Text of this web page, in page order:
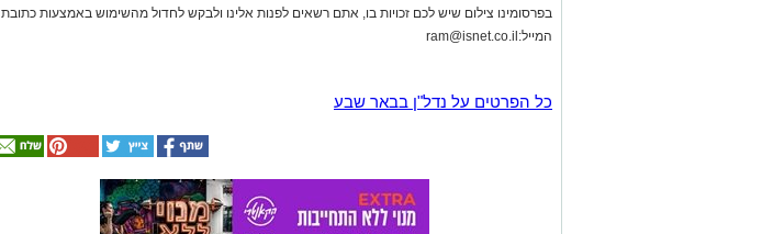
בפרסומינו צילום שיש לכם זכויות בו, אתם רשאים לפנות אלינו ולבקש לחדול מהשימוש באמצעות כתובת
המייל: ram@isnet.co.il
כל הפרטים על נדל"ן בבאר שבע